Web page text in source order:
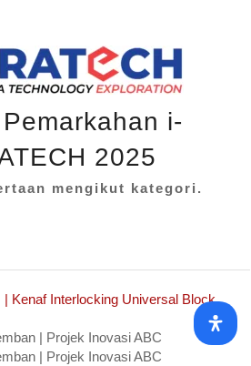
i-
2025
mengikut kategori.
Kenaf Interlocking Universal Block
| Projek Inovasi ABC
| Projek Inovasi ABC